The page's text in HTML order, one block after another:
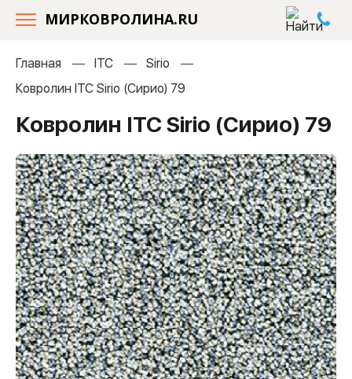
МИРКОВРОЛИНА.RU
Главная ITC
Sirio
Ковролин ITC Sirio (Сирио) 79
Ковролин ITC Sirio (Сирио) 79